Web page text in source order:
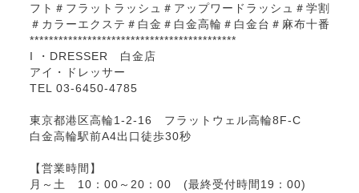
フト＃フラットラッシュ＃アップワードラッシュ＃学割
＃カラーエクステ＃白金＃白金高輪＃白金台＃麻布十番
*******************************************
I ・DRESSER 白金店
アイ・ドレッサー
TEL 03-6450-4785
東京都港区高輪1-2-16 フラットウェル高輪8F-C
白金高輪駅前A4出口徒歩30秒
【営業時間】
月～土 10：00～20：00 (最終受付時間19：00)